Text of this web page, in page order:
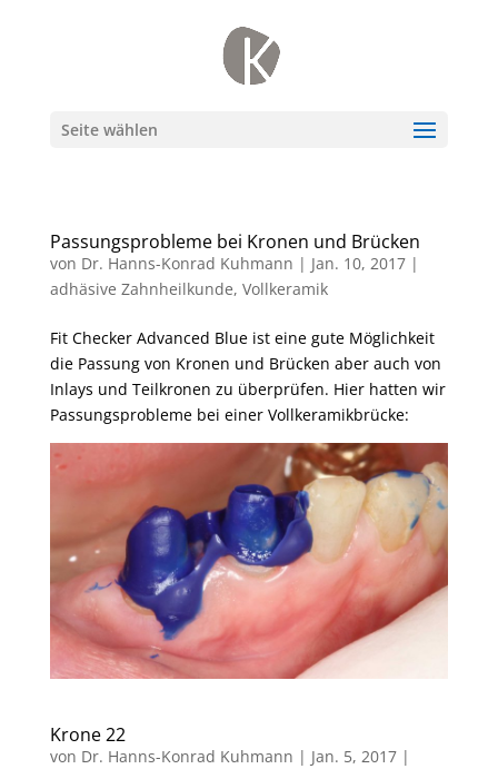
Seite wählen
Passungsprobleme bei Kronen und Brücken
von Dr. Hanns-Konrad Kuhmann | Jan. 10, 2017|
adhäsive Zahnheilkunde, Vollkeramik
Fit Checker Advanced Blue ist eine gute Möglichkeit
die Passung von Kronen und Brücken aber auch von
Inlays und Teilkronen zu überprüfen. Hier hatten wir
Passungsprobleme bei einer Vollkeramikbrücke:
Krone 22
von Dr. Hanns-Konrad Kuhmann | Jan. 5, 2017|